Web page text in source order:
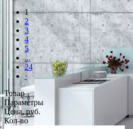
1
2
3
4
5
...
24
Товар
Параметры
Цена, руб.
Кол-во